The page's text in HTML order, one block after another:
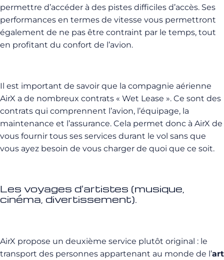
permettre d’accéder à des pistes difficiles d’accès. Ses
performances en termes de vitesse vous permettront
également de ne pas être contraint par le temps, tout
en profitant du confort de l’avion.
Il est important de savoir que la compagnie aérienne
AirX a de nombreux contrats « Wet Lease ». Ce sont des
contrats qui comprennent l’avion, l’équipage, la
maintenance et l’assurance. Cela permet donc à AirX de
vous fournir tous ses services durant le vol sans que
vous ayez besoin de vous charger de quoi que ce soit.
Les voyages d’artistes (musique,
cinéma, divertissement).
AirX propose un deuxième service plutôt original : le
transport des personnes appartenant au monde de l’art